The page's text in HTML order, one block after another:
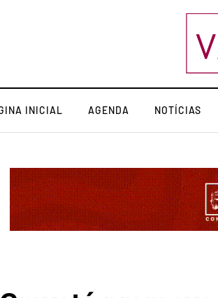
INICIAL AGENDA NOTÍCIAS